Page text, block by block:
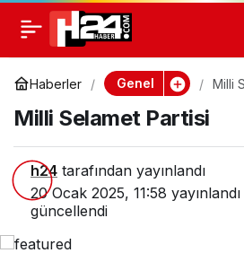
Haberler Genel
Milli Selamet Partisi
h24 tarafından yayınlandı
20 Ocak 2025, 11:58 yayınlandı
güncellendi
Milli Selamet Partisi